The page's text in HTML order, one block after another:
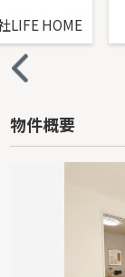
LIFE HOME
物件概要